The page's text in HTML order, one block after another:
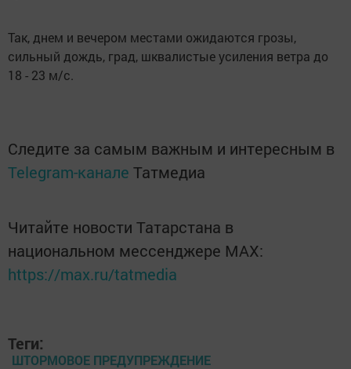
Так, днем и вечером местами ожидаются грозы,
сильный дождь, град, шквалистые усиления ветра до
18 - 23 м/с.
Следите за самым важным и интересным в
Telegram-канале Татмедиа
Читайте новости Татарстана в
национальном мессенджере MАХ:
https://max.ru/tatmedia
Теги:
ШТОРМОВОЕ ПРЕДУПРЕЖДЕНИЕ